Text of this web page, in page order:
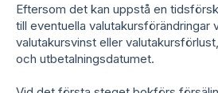
Eftersom det kan uppstå en
till eventuella valutakursförändringar
valutakursvinst eller
och utbetalningsdatumet.